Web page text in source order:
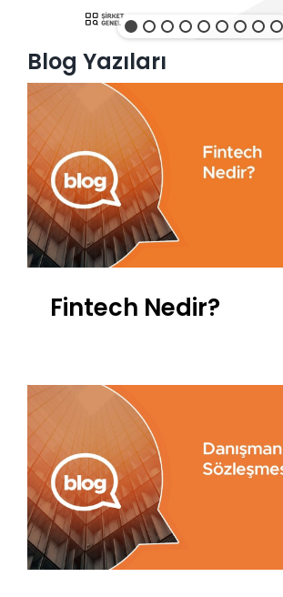
Blog Yazıları
Fintech Nedir?